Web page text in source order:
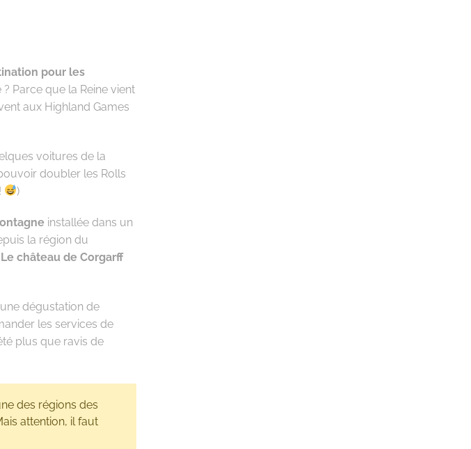
pour les
Parce que la Reine vient
aux Highland Games
voitures de la
doubler les Rolls
)
installée dans un
la région du
Le château de Corgarff
dégustation de
les services de
plus que ravis de
des régions des
attention, il faut